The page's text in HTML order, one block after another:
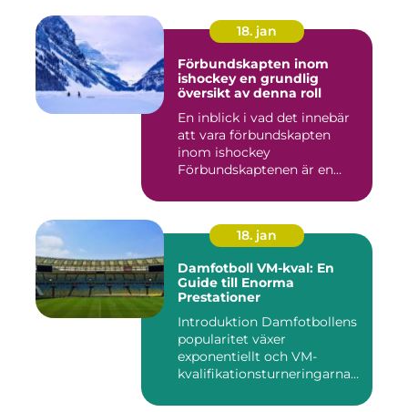
18. jan
Förbundskapten inom
ishockey en grundlig
översikt av denna roll
En inblick i vad det innebär
att vara förbundskapten
inom ishockey
Förbundskaptenen är en
18. jan
Damfotboll VM-kval: En
Guide till Enorma
Prestationer
Introduktion Damfotbollens
popularitet växer
exponentiellt och VM-
kvalifikationsturneringarna